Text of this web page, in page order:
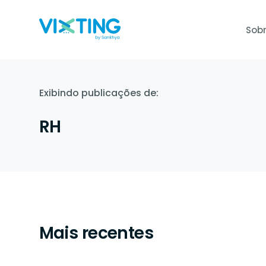
Atua na diminuição da margem de
Exibindo publicações de:
RH
Mais recentes